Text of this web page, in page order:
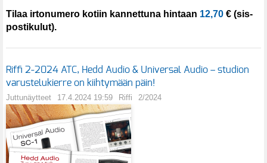
Tilaa irtonumero kotiin kannettuna hintaan 12,70 € (sis-
postikulut).
Riffi 2-2024 ATC, Hedd Audio & Universal Audio – studion
varustelukierre on kiihtymään päin!
Juttunäytteet 17.4.2024 19:59 Riffi 2/2024